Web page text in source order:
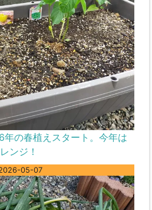
年の春植えスタート。今年は
ンジ！
05-07